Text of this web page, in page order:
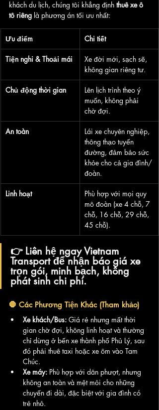
khách du lịch, chúng tôi khẳng định thuê xe ô
tô riêng là phương án tối ưu nhất:
Ưu điểm Chi tiết
Tiện nghi & Thoải mái
Xe đời mới, sạch sẽ,
không gian riêng tư.
Chủ động thời gian
Lên lịch trình theo ý
muốn, không phải
chờ đợi.
An toàn
Lái xe chuyên nghiệp,
thông thạo tuyến
đường, đảm bảo sức
khỏe cho cả gia đình/
đoàn.
Linh hoạt
Phù hợp với mọi quy
mô đoàn (xe 4 chỗ, 7
chỗ, 16 chỗ, 29 chỗ,
45 chỗ).
👉 Liên hệ ngay Vietnam
Transport để nhận báo giá xe
trọn gói, minh bạch, không
phát sinh chi phí.
🛑 Các Phương Tiện Khác (Tham khảo)
Xe khách/Bus: Giá rẻ nhưng mất thời
gian chờ đợi, không linh hoạt và thường
chỉ dừng ở bến xe thành phố Phủ Lý, sau
đó phải thuê taxi hoặc xe ôm vào Tam
Chúc.
Xe máy: Phù hợp với dân phượt, nhưng
không an toàn và mệt mỏi cho những
chuyến đi dài, đặc biệt với gia đình có
trẻ nhỏ.